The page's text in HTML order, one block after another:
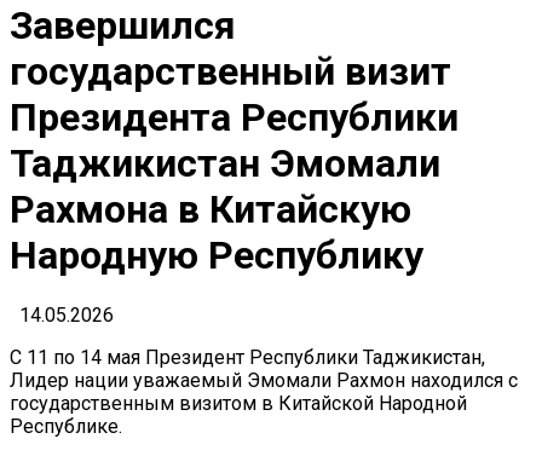
Завершился
государственный визит
Президента Республики
Таджикистан Эмомали
Рахмона в Китайскую
Народную Республику
14.05.2026
С 11 по 14 мая Президент Республики Таджикистан,
Лидер нации уважаемый Эмомали Рахмон находился с
государственным визитом в Китайской Народной
Республике.